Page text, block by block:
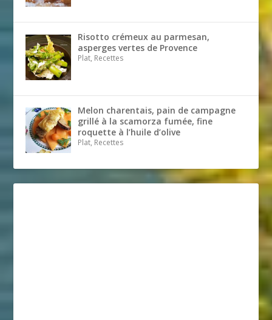
Risotto crémeux au parmesan,
asperges vertes de Provence
Plat, Recettes
Melon charentais, pain de campagne
grillé à la scamorza fumée, fine
roquette à l’huile d’olive
Plat, Recettes